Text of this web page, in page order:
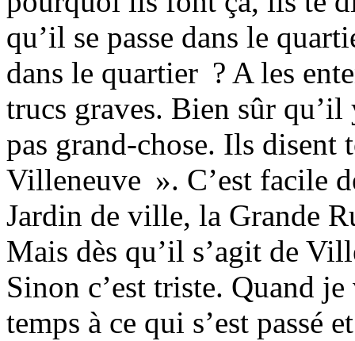
qu’il se passe dans le
dans le quartier ? A les
trucs graves. Bien sûr
pas grand-chose. Ils
Villeneuve ». C’est facile
Jardin de ville, la Grande
Mais dès qu’il s’agit de
Sinon c’est triste. Quand
temps à ce qui s’est passé